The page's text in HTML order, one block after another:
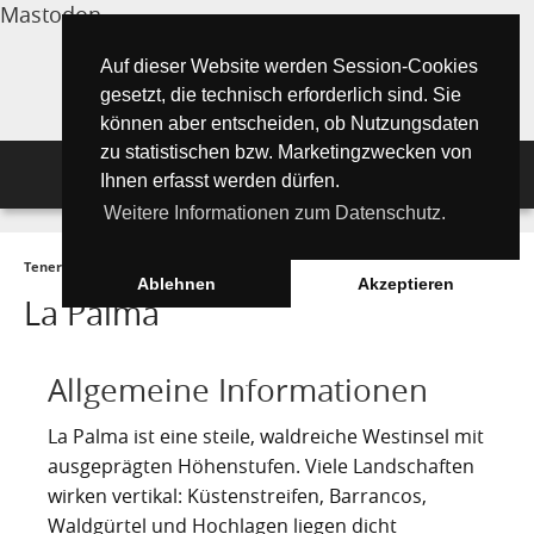
Auf dieser Website werden Session-Cookies
gesetzt, die technisch erforderlich sind. Sie
können aber entscheiden, ob Nutzungsdaten
zu statistischen bzw. Marketingzwecken von
Ihnen erfasst werden dürfen.
Weitere Informationen zum Datenschutz.
Ablehnen Akzeptieren
Mastodon
Navigation
Aktuelle Artikel ►
"Must See" - Orte
Umwelt & Natur
Geschichte & Geschichten
Tipps für Urlauber
Teide Nationalpark
Santa Cruz de Tenerife
Teno-Gebirge - Masca
Strände
Playa de las Teresitas
Playa de las Américas
Wandern auf Teneriffa
Masca-Schlucht
Kontakte für Notfälle
Umwelt und Natur
Flora
El Drago Milenario
Fauna
Orte und Regionen
Bezirke (Municipios)
Die Kanarischen Inseln
Teneriffa
Fuerteventura
Teneriffa Inselmagazin ONLINE
La Palma
Allgemeine Informationen
La Palma ist eine steile, waldreiche Westinsel mit
ausgeprägten Höhenstufen. Viele Landschaften
wirken vertikal: Küstenstreifen, Barrancos,
Waldgürtel und Hochlagen liegen dicht